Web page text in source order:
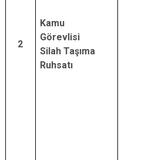
2
Kamu
Görevlisi
Silah Taşıma
Ruhsatı